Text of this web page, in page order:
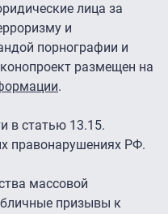
лица за
и
порнографии и
размещен на
.
в статью 13.15.
правонарушениях РФ.
массовой
призывы к